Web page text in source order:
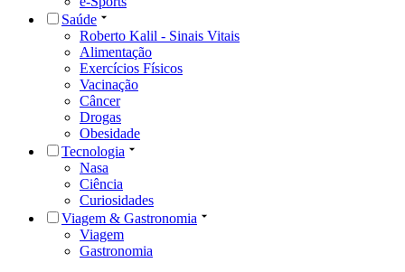
Saúde
Roberto Kalil - Sinais Vitais
Alimentação
Exercícios Físicos
Vacinação
Câncer
Drogas
Obesidade
Tecnologia
Nasa
Ciência
Curiosidades
Viagem & Gastronomia
Viagem
Gastronomia